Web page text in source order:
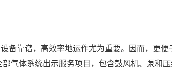
备靠谱，高效率地运作尤为重要。因而，更便
气体系统出示服务项目，包含鼓风机、泵和